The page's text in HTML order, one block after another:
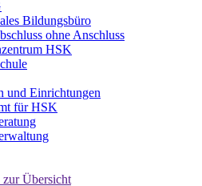
Bildungsbüro
ohne Anschluss
HSK
und Einrichtungen
für HSK
Übersicht